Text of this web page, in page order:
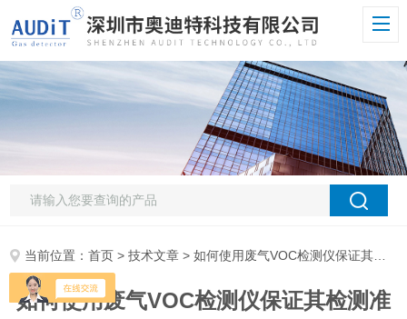
当前位置：首页 >技术文章 > 如何使用废气VOC检测仪保证其检测准确性？
如何使用废气VOC检测仪保证其检测准